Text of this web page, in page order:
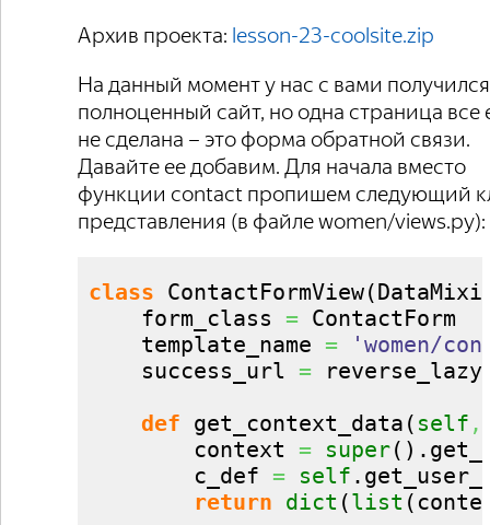
Архив проекта: lesson-23-coolsite.zip
На данный момент у нас с вами
полноценный сайт, но одна страница все
не сделана – это форма обратной связи.
Давайте ее добавим. Для начала вместо
функции contact пропишем следующий
представления (в файле women/views.py):
class ContactFormView(
form_class = ContactForm
template_name =
'women/
success_url = reverse_lazy
def get_context_data ( self ,
context = super( ) .
c_def = self .
return dict (list (